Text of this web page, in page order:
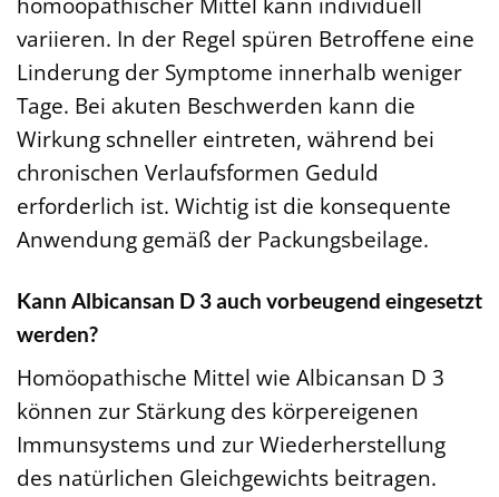
variieren. In der Regel spüren Betroffene eine
Linderung der Symptome innerhalb weniger
Tage. Bei akuten Beschwerden kann die
Wirkung schneller eintreten, während bei
chronischen Verlaufsformen Geduld
erforderlich ist. Wichtig ist die konsequente
Anwendung gemäß der Packungsbeilage.
Kann Albicansan D 3 auch vorbeugend eingesetzt
werden?
Homöopathische Mittel wie Albicansan D 3
können zur Stärkung des körpereigenen
Immunsystems und zur Wiederherstellung
des natürlichen Gleichgewichts beitragen.